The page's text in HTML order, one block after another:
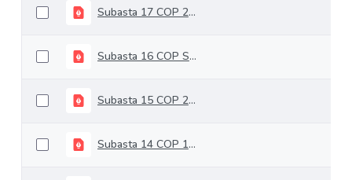
Subasta 17 COP 28-09-2022
Subasta 16 COP Septiembre 14 de 2022
Subasta 15 COP 24-08-2022
Subasta 14 COP 10-08-2022